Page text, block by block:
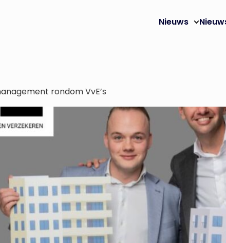
Nieuws
rondom VvE’s